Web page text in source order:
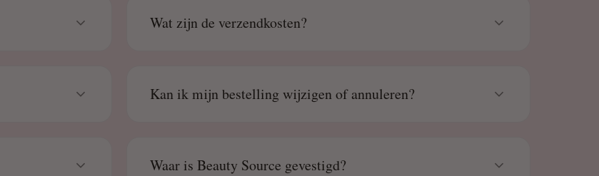
Wat zijn de verzendkosten?
Kan ik mijn bestelling wijzigen of annuleren?
Waar is Beauty Source gevestigd?